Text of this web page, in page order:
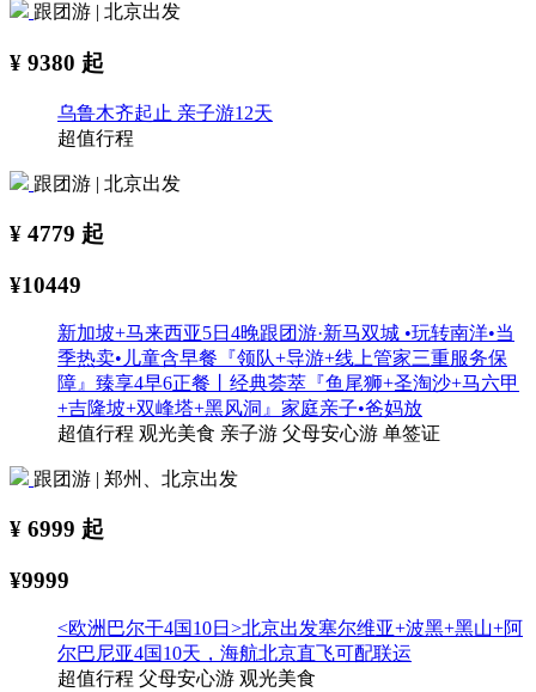
跟团游 | 北京出发
¥ 9380 起
乌鲁木齐起止 亲子游12天
超值行程
跟团游 | 北京出发
¥ 4779 起
¥10449
新加坡+马来西亚5日4晚跟团游·新马双城 •玩转南洋•当
季热卖•儿童含早餐『领队+导游+线上管家三重服务保
障』臻享4早6正餐丨经典荟萃『鱼尾狮+圣淘沙+马六甲
+吉隆坡+双峰塔+黑风洞』家庭亲子•爸妈放
超值行程 观光美食 亲子游 父母安心游 单签证
跟团游 | 郑州、北京出发
¥ 6999 起
¥9999
<欧洲巴尔干4国10日>北京出发塞尔维亚+波黑+黑山+阿
尔巴尼亚4国10天，海航北京直飞可配联运
超值行程 父母安心游 观光美食